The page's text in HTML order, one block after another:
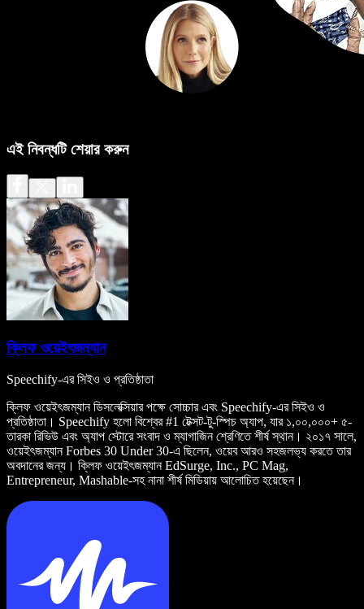
এই নিবন্ধটি শেয়ার করুন
ক্লিফ ওয়েইৎজম্যান
Speechify-এর সিইও ও প্রতিষ্ঠাতা
ক্লিফ ওয়েইৎজম্যান ডিসলেক্সিয়ার পক্ষে সোচ্চার এবং Speechify-এর সিইও ও
প্রতিষ্ঠাতা। Speechify হলো বিশ্বের #1 টেক্সট-টু-স্পিচ অ্যাপ, যার ১,০০,০০০+ ৫-
তারকা রিভিউ এবং অ্যাপ স্টোরে সংবাদ ও ম্যাগাজিন শ্রেণিতে শীর্ষ স্থান। ২০১৭ সালে,
ওয়েইৎজম্যান Forbes 30 Under 30-এ ছিলেন, ওয়েব আরও সহজলভ্য করতে তার
অবদানের জন্য। ক্লিফ ওয়েইৎজম্যান EdSurge, Inc., PC Mag,
Entrepreneur, Mashable-সহ নানা শীর্ষ মিডিয়ায় আলোচিত হয়েছেন।